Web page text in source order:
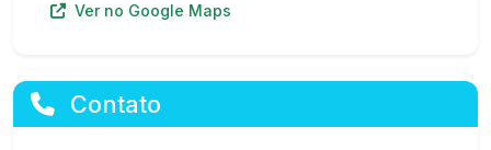
Ver no Google Maps
Contato